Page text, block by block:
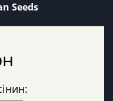
Seeds